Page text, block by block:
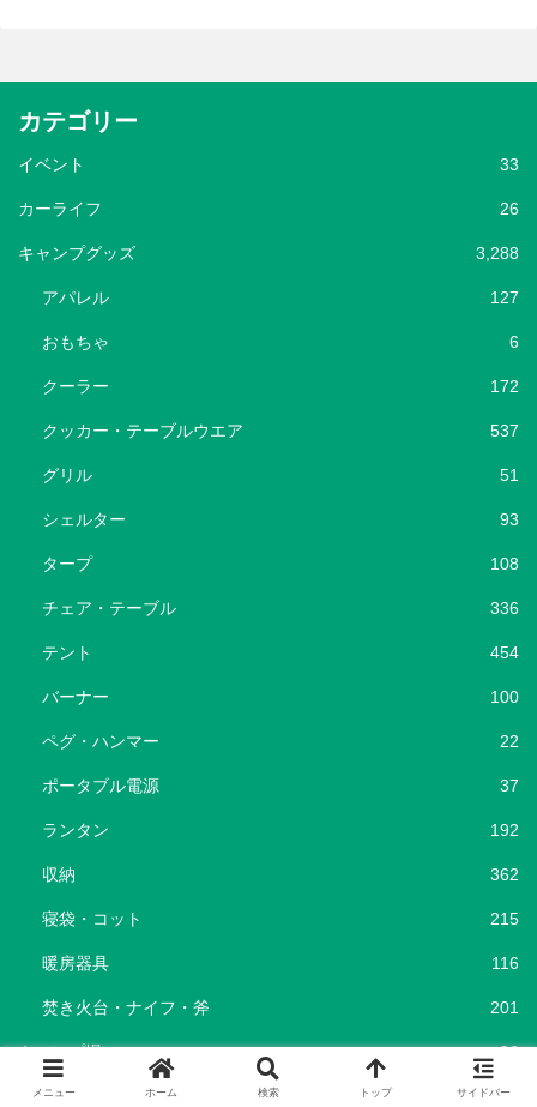
カテゴリー
イベント 33
カーライフ 26
キャンプグッズ 3,288
アパレル 127
おもちゃ 6
クーラー 172
クッカー・テーブルウエア 537
グリル 51
シェルター 93
タープ 108
チェア・テーブル 336
テント 454
バーナー 100
ペグ・ハンマー 22
ポータブル電源 37
ランタン 192
収納 362
寝袋・コット 215
暖房器具 116
焚き火台・ナイフ・斧 201
キャンプ場 96
キャンプ飯 69
メニュー ホーム 検索 トップ サイドバー